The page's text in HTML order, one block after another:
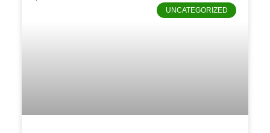
UNCATEGORIZED